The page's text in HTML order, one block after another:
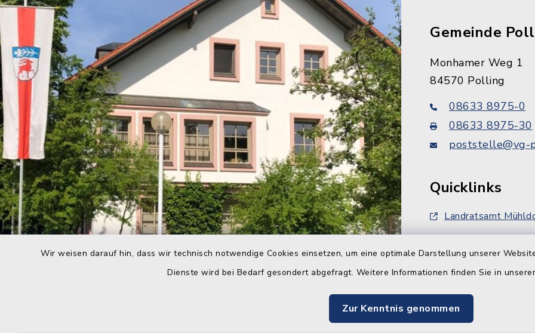
Wir weisen darauf hin, dass wir technisch notwendige Cookies einsetzen, um eine optimale Darstellung unserer
Dienste wird bei Bedarf gesondert abgefragt. Weitere Informationen finden Sie in
Zur Kenntnis genommen
Gemeinde
Monhamer Weg 1
84570 Polling
08633 8975-0
08633 8975-30
poststelle@vg-
Quicklinks
Landratsamt
Bahnausbau ABS